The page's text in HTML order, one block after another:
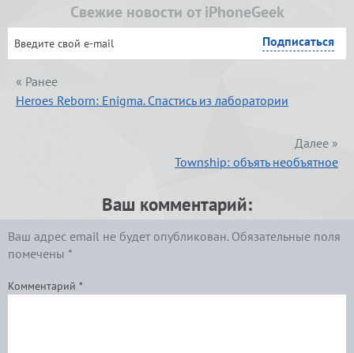
Свежие новости от iPhoneGeek
« Ранее
Heroes Reborn: Enigma. Спастись из лаборатории
Далее »
Township: объять необъятное
Ваш комментарий:
Ваш адрес email не будет опубликован. Обязательные поля
помечены *
Комментарий *